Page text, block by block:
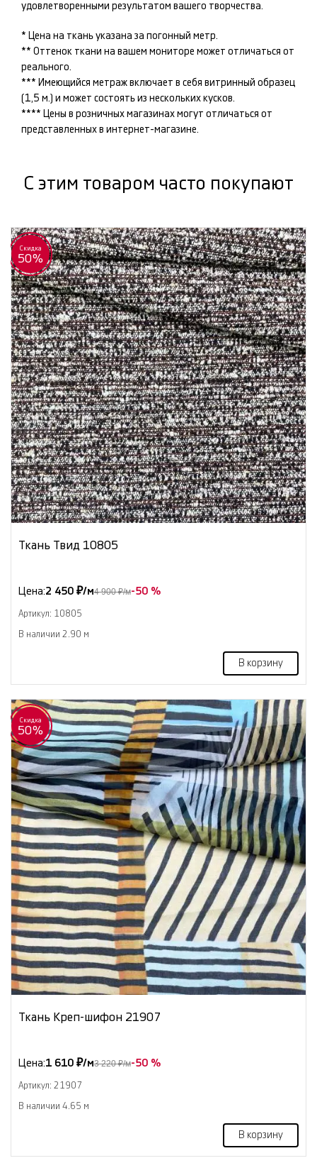
удовлетворенными результатом вашего творчества.
* Цена на ткань указана за погонный метр.
** Оттенок ткани на вашем мониторе может отличаться от
реального.
*** Имеющийся метраж включает в себя витринный образец
(1,5 м.) и может состоять из нескольких кусков.
**** Цены в розничных магазинах могут отличаться от
представленных в интернет-магазине.
С этим товаром часто покупают
Скидка
50%
Ткань Твид 10805
Цена:2 450 ₽/м4 900 ₽/м-50 %
Артикул: 10805
В наличии 2.90 м
В корзину
Скидка
50%
Ткань Креп-шифон 21907
Цена:1 610 ₽/м3 220 ₽/м-50 %
Артикул: 21907
В наличии 4.65 м
В корзину